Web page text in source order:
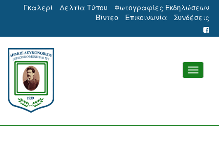
Γκαλερί Δελτία Τύπου
Φωτογραφίες Εκδηλώσεων
Βίντεο
Επικοινωνία Συνδέσεις